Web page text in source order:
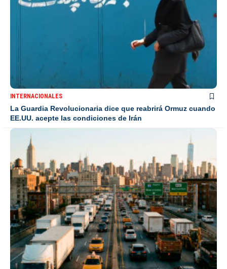
INTERNACIONALES
La Guardia Revolucionaria dice que reabrirá Ormuz cuando
EE.UU. acepte las condiciones de Irán